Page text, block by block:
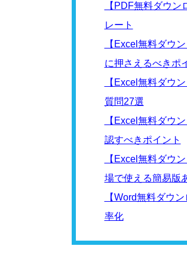
【PDF無料ダウ
レート
【Excel無料ダウ
に押さえるべきポ
【Excel無料ダウ
質問27選
【Excel無料ダウ
認すべきポイント
【Excel無料ダウ
場で使える簡易版
【Word無料ダウ
率化